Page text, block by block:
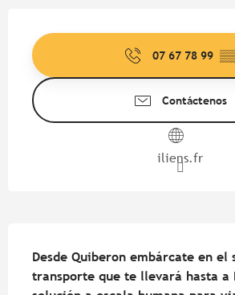
07 67 78 99 ▒▒
Contáctenos
iliens.fr
Desde Quiberon embárcate en el
transporte que te llevará hasta a